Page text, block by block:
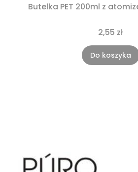
Butelka PET 200ml z
2,55 zł
Do koszyka